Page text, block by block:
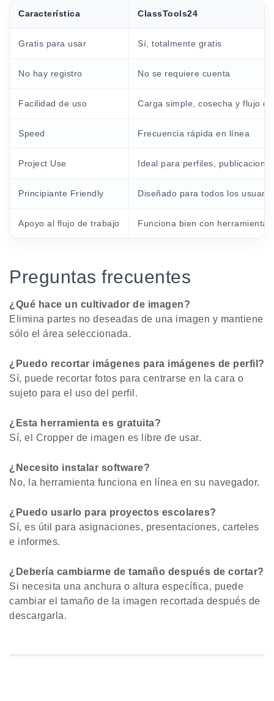
Característica ClassTools24
Gratis para usar Sí, totalmente gratis
No hay registro No se requiere cuenta
Facilidad de uso Carga simple, cosecha y flujo
Speed Frecuencia rápida en línea
Project Use Ideal para perfiles,
Principiante Friendly Diseñado para todos los
Apoyo al flujo de trabajo Funciona bien con
Preguntas frecuentes
¿Qué hace un cultivador de imagen?
Elimina partes no deseadas de una imagen y mantiene
sólo el área seleccionada.
¿Puedo recortar imágenes para imágenes de perfil?
Sí, puede recortar fotos para centrarse en la cara o
sujeto para el uso del perfil.
¿Esta herramienta es gratuita?
Sí, el Cropper de imagen es libre de usar.
¿Necesito instalar software?
No, la herramienta funciona en línea en su navegador.
¿Puedo usarlo para proyectos escolares?
Sí, es útil para asignaciones, presentaciones, carteles
e informes.
¿Debería cambiarme de tamaño después de cortar?
Si necesita una anchura o altura específica, puede
cambiar el tamaño de la imagen recortada después de
descargarla.